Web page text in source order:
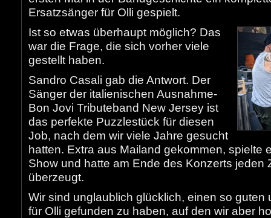
Ersatzsänger für Olli gespielt.
Ist so etwas überhaupt möglich? Das
war die Frage, die sich vorher viele
gestellt haben.
Sandro Casali gab die Antwort. Der
Sänger der italienischen Ausnahme-
Bon Jovi Tributeband New Jersey ist
das perfekte Puzzlestück für diesen
Job, nach dem wir viele Jahre gesucht
hatten. Extra aus Mailand gekommen, spielte
Show und hatte am Ende des Konzerts jeden
überzeugt.
Wir sind unglaublich glücklich, einen so guten
für Olli gefunden zu haben, auf den wir aber